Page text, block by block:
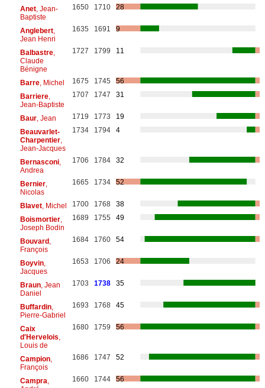
Anet, Jean-
Baptiste
1650 1710 28
Anglebert,
Jean Henri
1635 1691 9
Balbastre,
Claude
Bénigne
1727 1799 11
Barre, Michel 1675 1745
56
Barriere,
Jean-Baptiste
1707 1747 31
Baur, Jean 1719 1773
19
Beauvarlet-
Charpentier,
Jean-Jacques
1734 1794 4
Bernasconi,
Andrea
1706 1784 32
Bernier,
Nicolas
1665 1734 52
Blavet, Michel 1700 1768
38
Boismortier,
Joseph Bodin
1689 1755 49
Bouvard,
François
1684 1760 54
Boyvin,
Jacques
1653 1706 24
Braun, Jean
Daniel
1703 1738 35
Buffardin,
Pierre-Gabriel
1693 1768 45
Caix
d'Hervelois
Louis de
1680 1759 56
Campion,
François
1686 1747 52
Campra 1660 1744 56